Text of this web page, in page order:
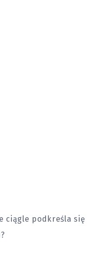
ciągle podkreśla się